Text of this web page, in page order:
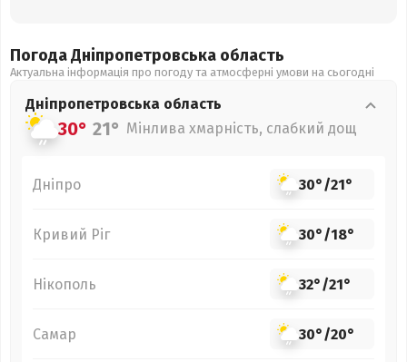
Погода Дніпропетровська область
Актуальна інформація про погоду та атмосферні умови на сьогодні
Дніпропетровська область
30° 21° Мінлива хмарність, слабкий дощ
Дніпро 30°/21°
Кривий Ріг 30°/18°
Нікополь 32°/21°
Самар 30°/20°